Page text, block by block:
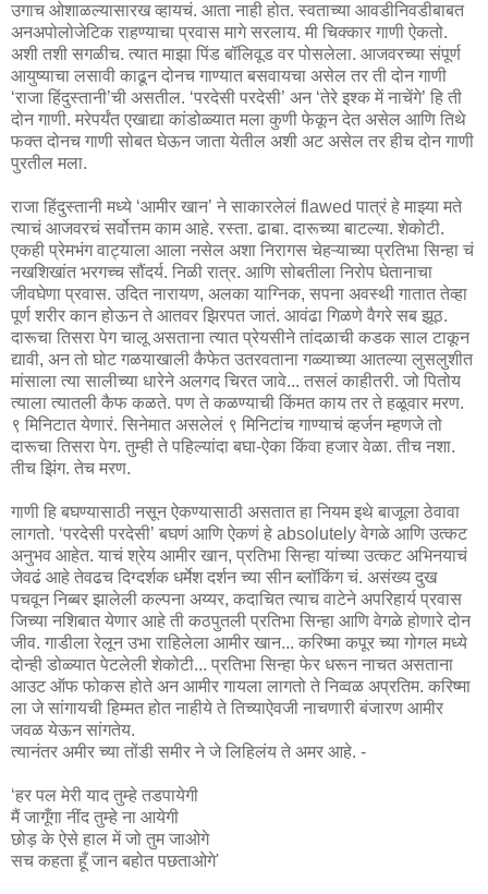
उगाच ओशाळल्यासारख व्हायचं. आता नाही होत. स्वताच्या आवडीनिवडीबाबत
अनअपोलोजेटिक राहण्याचा प्रवास मागे सरलाय. मी चिक्कार गाणी ऐकतो.
अशी तशी सगळीच. त्यात माझा पिंड बॉलिवूड वर पोसलेला. आजवरच्या संपूर्ण
आयुष्याचा लसावी काढून दोनच गाण्यात बसवायचा असेल तर ती दोन गाणी
‘राजा हिंदुस्तानी’ची असतील. ‘परदेसी परदेसी’ अन ‘तेरे इश्क में नाचेंगे’ हि ती
दोन गाणी. मरेपर्यंत एखाद्या कांडोळ्यात मला कुणी फेकून देत असेल आणि तिथे
फक्त दोनच गाणी सोबत घेऊन जाता येतील अशी अट असेल तर हीच दोन गाणी
पुरतील मला.
राजा हिंदुस्तानी मध्ये ‘आमीर खान’ ने साकारलेलं flawed पात्रं हे माझ्या मते
त्याचं आजवरचं सर्वोत्तम काम आहे. रस्ता. ढाबा. दारूच्या बाटल्या. शेकोटी.
एकही प्रेमभंग वाट्याला आला नसेल अशा निरागस चेहऱ्याच्या प्रतिभा सिन्हा चं
नखशिखांत भरगच्च सौंदर्य. निळी रात्र. आणि सोबतीला निरोप घेतानाचा
जीवघेणा प्रवास. उदित नारायण, अलका याग्निक, सपना अवस्थी गातात तेव्हा
पूर्ण शरीर कान होऊन ते आतवर झिरपत जातं. आवंढा गिळणे वैगरे सब झूठ.
दारूचा तिसरा पेग चालू असताना त्यात प्रेयसीने तांदळाची कडक साल टाकून
द्यावी, अन तो घोट गळयाखाली कैफेत उतरवताना गळ्याच्या आतल्या लुसलुशीत
मांसाला त्या सालीच्या धारेने अलगद चिरत जावे... तसलं काहीतरी. जो पितोय
त्याला त्यातली कैफ कळते. पण ते कळण्याची किंमत काय तर ते हळूवार मरण.
९ मिनिटात येणारं. सिनेमात असलेलं ९ मिनिटांच गाण्याचं व्हर्जन म्हणजे तो
दारूचा तिसरा पेग. तुम्ही ते पहिल्यांदा बघा-ऐका किंवा हजार वेळा. तीच नशा.
तीच झिंग. तेच मरण.
गाणी हि बघण्यासाठी नसून ऐकण्यासाठी असतात हा नियम इथे बाजूला ठेवावा
लागतो. ‘परदेसी परदेसी’ बघणं आणि ऐकणं हे absolutely वेगळे आणि उत्कट
अनुभव आहेत. याचं श्रेय आमीर खान, प्रतिभा सिन्हा यांच्या उत्कट अभिनयाचं
जेवढं आहे तेवढच दिग्दर्शक धर्मेश दर्शन च्या सीन ब्लॉकिंग चं. असंख्य दुख
पचवून निब्बर झालेली कल्पना अय्यर, कदाचित त्याच वाटेने अपरिहार्य प्रवास
जिच्या नशिबात येणार आहे ती कठपुतली प्रतिभा सिन्हा आणि वेगळे होणारे दोन
जीव. गाडीला रेलून उभा राहिलेला आमीर खान... करिष्मा कपूर च्या गोगल मध्ये
दोन्ही डोळ्यात पेटलेली शेकोटी... प्रतिभा सिन्हा फेर धरून नाचत असताना
आउट ऑफ फोकस होते अन आमीर गायला लागतो ते निव्वळ अप्रतिम. करिष्मा
ला जे सांगायची हिम्मत होत नाहीये ते तिच्याऐवजी नाचणारी बंजारण आमीर
जवळ येऊन सांगतेय.
त्यानंतर अमीर च्या तोंडी समीर ने जे लिहिलंय ते अमर आहे. -
‘हर पल मेरी याद तुम्हे तडपायेगी
मैं जागूँगा नींद तुम्हे ना आयेगी
छोड़ के ऐसे हाल में जो तुम जाओगे
सच कहता हूँ जान बहोत पछताओगे'